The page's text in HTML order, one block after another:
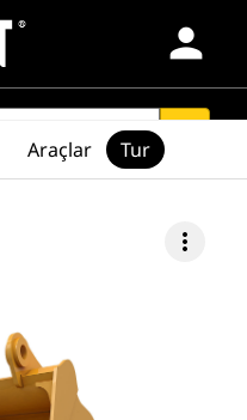
person
more_vert
Araçlar Tur